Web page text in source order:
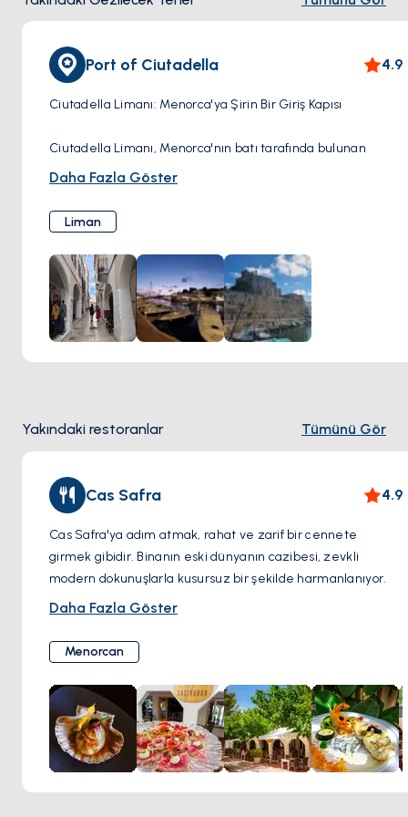
Port of Ciutadella 4.9
Ciutadella Limanı: Menorca'ya Şirin Bir Giriş Kapısı
Ciutadella Limanı, Menorca'nın batı tarafında bulunan
resim-perfect ve canlı bir alandır. Doğal limanı yüzyıllardır
modern olanaklarla harmanlamaktadır.
Görülecek ve yapılacaklar:
Liman Boyunca Yürüyüş: Liman boyunca keyifli bir yürüyüş
yapın; kafeler, restoranlar ve dükkanlarla çevrili.
Geleneksel balıkçı tekneleriyle parlak yatların renkli
karışımını hayranlıkla izleyin.
Taze Deniz Ürünlerinin Keyfini Çıkarın: Liman, deniz
ürünleri severler için bir cennettir. Menorca yemeklerinde
uzmanlaşmış restoranlar bulun.
Tekne Gezisi Yapın: Gizli koyları da içeren muhteşem sahil
deneyim için bir gün batımı turunu düşünün.
Daha Fazla Göster
Liman
Yakındaki restoranlar Tümünü Gör
Cas Safra 4.9
Cas Safra'ya adım atmak, rahat ve zarif bir cennete
girmek gibidir. Binanın eski dünyanın cazibesi, zevkli
modern dokunuşlarla kusursuz bir şekilde harmanlanıyor.
Masanıza doğru ilerlerken biberiye ve deniz tuzu kokusu
sergilendiği bir mutfak macerasına atılmaya hazırlanın.
Menü, geleneksel Menorcan tariflerini alıyor ve onlara şarkı
söyletecek kadar çağdaş bir yetenek katıyor.
Michelin'e Layık İncelikHer tabak, titiz tekniğin ve
mutfağa duyulan gerçek sevginin bir kanıtıdır. Dokular
dilinizde dans ediyor ve her yemeğin lezzet derinliği yavaş
ve güzel bir şekilde oluşuyor.
Daha Fazla Göster
Menorcan